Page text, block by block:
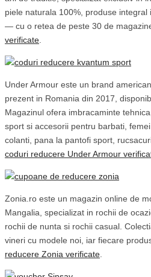
piele naturala 100%, produse integral
— cu o retea de peste 30 de
verificate
Under Armour este un brand
prezent in Romania din 2017,
Magazinul ofera imbracaminte
sport si accesorii pentru barbati,
colanti, pana la pantofi sport,
coduri reducere Under Armour
Zonia.ro este un magazin online de
Mangalia, specializat in rochii de
rochii de nunta si rochii casual.
vineri cu modele noi, iar fiecare
reducere Zonia verificate